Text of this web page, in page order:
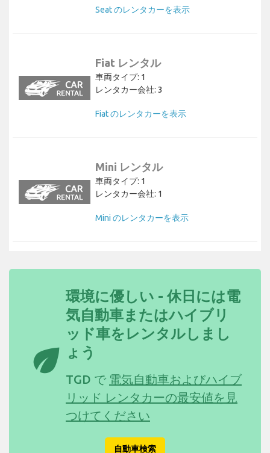
Seat のレンタカーを表示
Fiat レンタル
車両タイプ: 1
レンタカー会社: 3
Fiat のレンタカーを表示
Mini レンタル
車両タイプ: 1
レンタカー会社: 1
Mini のレンタカーを表示
eco
環境に優しい - 休日には電
気自動車またはハイブリ
ッド車をレンタルしまし
ょう
TGD で 電気自動車およびハイブ
リッド レンタカーの最安値を見
つけてください
自動車検索